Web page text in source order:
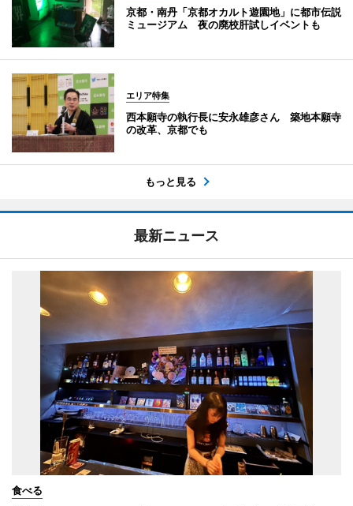
京都・南丹「京都オカルト遊園地」に都市伝説
ミュージアム 夜の廃校肝試しイベントも
エリア特集
西本願寺の執行長に安永雄彦さん 築地本願寺
の改革、京都でも
もっと見る
最新ニュース
食べる